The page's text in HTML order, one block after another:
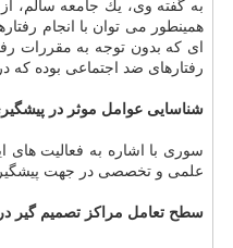
به گفته وی، یك جامعه سالم، از
همینطور می توان با انجام
ای كه بدون توجه به مقررات
رفتارهای ضد اجتماعی بوده كه
شناسایی عوامل موثر در
سوری با اشاره به فعالیت های
علمی و تخصصی در جهت پیشگیری
سطح تعامل مراكز تصمیم گیر